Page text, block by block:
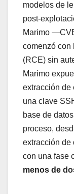
modelos de
post-
Marimo
comenzó con
(RCE) sin
Marimo
extracción de
una clave
base de
proceso,
extracción de
con una fase
menos de